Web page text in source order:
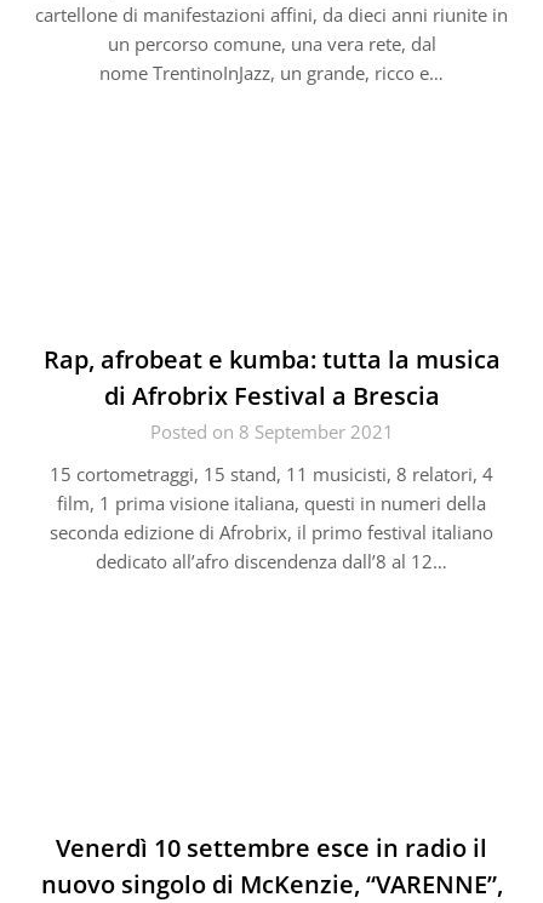
cartellone di manifestazioni affini, da dieci anni riunite in
un percorso comune, una vera rete, dal
nome TrentinoInJazz, un grande, ricco e…
Rap, afrobeat e kumba: tutta la musica
di Afrobrix Festival a Brescia
Posted on 8 September 2021
15 cortometraggi, 15 stand, 11 musicisti, 8 relatori, 4
film, 1 prima visione italiana, questi in numeri della
seconda edizione di Afrobrix, il primo festival italiano
dedicato all’afro discendenza dall’8 al 12…
Venerdì 10 settembre esce in radio il
nuovo singolo di McKenzie, “VARENNE”,